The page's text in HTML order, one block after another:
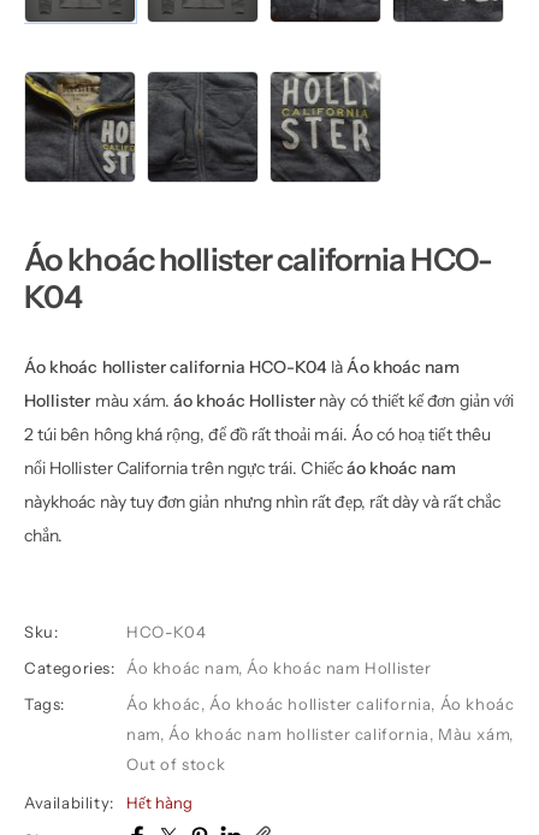
Áo khoác hollister california HCO-
K04
Áo khoác hollister california HCO-K04 làÁo khoác nam
Hollister màu xám.áo khoác Hollister này có thiết kế đơn giản với
2 túi bên hông khá rộng, để đồ rất thoải mái. Áo có hoạ tiết thêu
nổi Hollister California trên ngực trái. Chiếcáo khoác nam
nàykhoác này tuy đơn giản nhưng nhìn rất đẹp, rất dày và rất chắc
chắn.
Sku:
HCO-K04
Categories:
Áo khoác nam,Áo khoác nam Hollister
Tags:
Áo khoác,Áo khoác hollister california, Áo khoác
nam,Áo khoác nam hollister california, Màu xám,
Out of stock
Availability:
Hết hàng